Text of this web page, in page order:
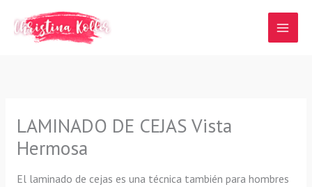
contenido
LAMINADO DE CEJAS Vista
Hermosa
El laminado de cejas es una técnica también para hombres